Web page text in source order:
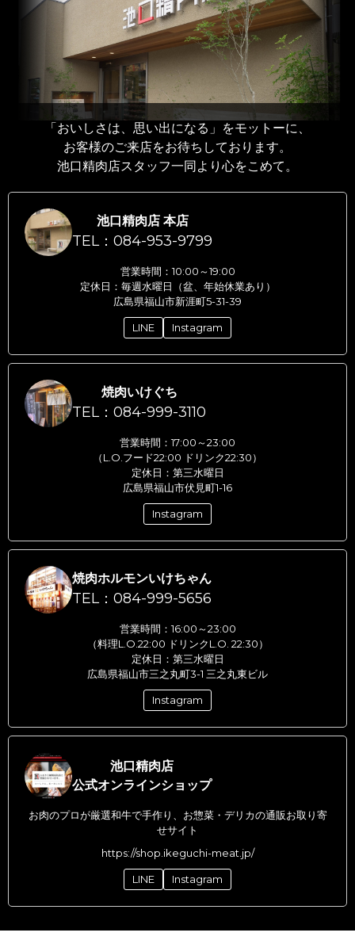
「おいしさは、思い出になる」をモットーに、
お客様のご来店をお待ちしております。
池口精肉店スタッフ一同より心をこめて。
池口精肉店 本店
TEL：084-953-9799
営業時間：10:00～19:00
定休日：毎週水曜日（盆、年始休業あり）
広島県福山市新涯町5-31-39
LINE Instagram
焼肉いけぐち
TEL：084-999-3110
営業時間：17:00～23:00
（L.O.フード22:00 ドリンク22:30）
定休日：第三水曜日
広島県福山市伏見町1-16
Instagram
焼肉ホルモンいけちゃん
TEL：084-999-5656
営業時間：16:00～23:00
（料理L.O.22:00 ドリンクL.O. 22:30）
定休日：第三水曜日
広島県福山市三之丸町3-1 三之丸東ビル
Instagram
池口精肉店
公式オンラインショップ
お肉のプロが厳選和牛で手作り、お惣菜・デリカの通販お取り寄
せサイト
https://shop.ikeguchi-meat.jp/
LINE Instagram